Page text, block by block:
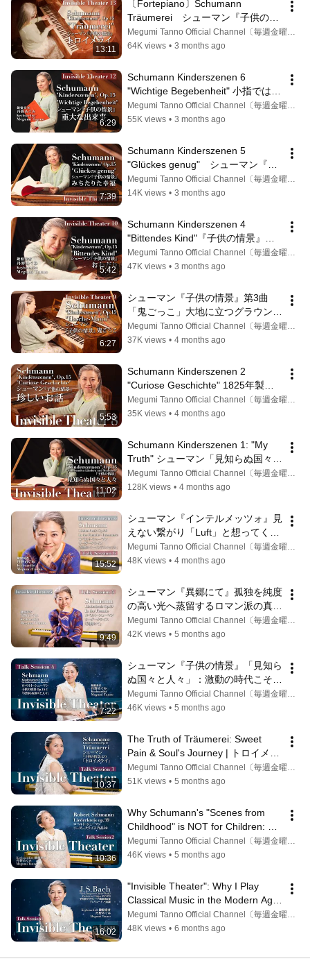
13:11
〔Fortepiano〕Schumann
Träumerei　シューマン『子供の情
景』第7曲「トロイメライ」白昼夢
の真実｜NowhereとNow Here。
Megumi Tanno Official Channel〔毎週金曜17時更新〕
64K views • 3 months ago
6:29
Schumann Kinderszenen 6
"Wichtige Begebenheit" 小指ではな
く親指で歌う？シューマン『子供の
情景』第6曲「重大な出来事」フォ
Megumi Tanno Official Channel〔毎週金曜17時更新〕
55K views • 3 months ago
7:39
Schumann Kinderszenen 5
"Glückes genug"　シューマン『子
供の情景』第5曲「みちたりた幸
福」結婚前のクララへ贈る愛
Megumi Tanno Official Channel〔毎週金曜17時更新〕
14K views • 3 months ago
5:42
Schumann Kinderszenen 4
"Bittendes Kind"『子供の情景』第4
曲「おねだり（Bitte）」瞬間で色を
決める！魔法のペダルとシューマン
Megumi Tanno Official Channel〔毎週金曜17時更新〕
47K views • 3 months ago
6:27
シューマン『子供の情景』第3曲
「鬼ごっこ」大地に立つグラウンデ
ィングの魔法｜Schumann
Kinderszenen 3 "Hasche-Mann"
Megumi Tanno Official Channel〔毎週金曜17時更新〕
37K views • 4 months ago
5:53
Schumann Kinderszenen 2
"Curiose Geschichte" 1825年製ク
レーマーで描くシューマン『子供の
情景』「珍しいお話」：4つのペダ
Megumi Tanno Official Channel〔毎週金曜17時更新〕
35K views • 4 months ago
11:02
Schumann Kinderszenen 1: "My
Truth" シューマン「見知らぬ国々と
人々」：音の歴史と真実。私の物語
が「あなたの物語」になる瞬間
Megumi Tanno Official Channel〔毎週金曜17時更新〕
128K views • 4 months ago
15:52
シューマン『インテルメッツォ』見
えない繋がり「Luft」と想ってくれ
た時間｜Schumann Liederkreis:
Invisible Connection "Luft"
Megumi Tanno Official Channel〔毎週金曜17時更新〕
48K views • 4 months ago
9:49
シューマン『異郷にて』孤独を純度
の高い光へ蒸留するロマン派の真髄
と香り｜Schumann Liederkreis "In
der Fremde" & Kinderszenen
Megumi Tanno Official Channel〔毎週金曜17時更新〕
42K views • 5 months ago
7:22
シューマン『子供の情景』「見知ら
ぬ国々と人々」：激動の時代こそ研
ぎ澄ます皮膚感覚と直感｜
Schumann Kinderszenen 1: Tactile
Megumi Tanno Official Channel〔毎週金曜17時更新〕
46K views • 5 months ago
10:37
The Truth of Träumerei: Sweet
Pain & Soul's Journey | トロイメラ
イの真実：甘美なる痛みと魂の遍歴 Megumi Tanno Official Channel〔毎週金曜17時更新〕
51K views • 5 months ago
10:36
Why Schumann's "Scenes from
Childhood" is NOT for Children:
The Irony of German Romanticism
ロマン主義の真実
Megumi Tanno Official Channel〔毎週金曜17時更新〕
46K views • 5 months ago
16:02
"Invisible Theater": Why I Play
Classical Music in the Modern Age|
Megumi Tanno
Megumi Tanno Official Channel〔毎週金曜17時更新〕
48K views • 6 months ago